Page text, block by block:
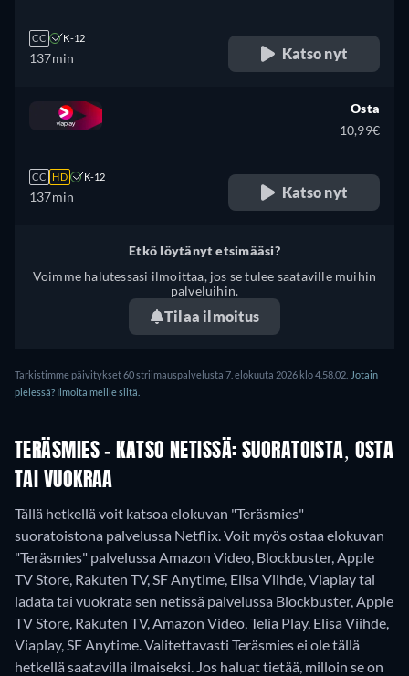
CC K-12
137min Katso nyt
CC HD K-12
137min
Osta
10,99€
Katso nyt
Etkö löytänyt etsimääsi?
Voimme halutessasi ilmoittaa, jos se tulee saataville muihin
palveluihin.
Tilaa ilmoitus
Tarkistimme päivitykset 60 striimauspalvelusta 7. elokuuta 2026 klo 4.58.02. Jotain
pielessä? Ilmoita meille siitä.
TERÄSMIES - KATSO NETISSÄ: SUORATOISTA, OSTA
TAI VUOKRAA
Tällä hetkellä voit katsoa elokuvan "Teräsmies"
suoratoistona palvelussa Netflix. Voit myös ostaa elokuvan
"Teräsmies" palvelussa Amazon Video, Blockbuster, Apple
TV Store, Rakuten TV, SF Anytime, Elisa Viihde, Viaplay tai
ladata tai vuokrata sen netissä palvelussa Blockbuster, Apple
TV Store, Rakuten TV, Amazon Video, Telia Play, Elisa Viihde,
Viaplay, SF Anytime.Valitettavasti Teräsmies ei ole tällä
hetkellä saatavilla ilmaiseksi. Jos haluat tietää, milloin se on